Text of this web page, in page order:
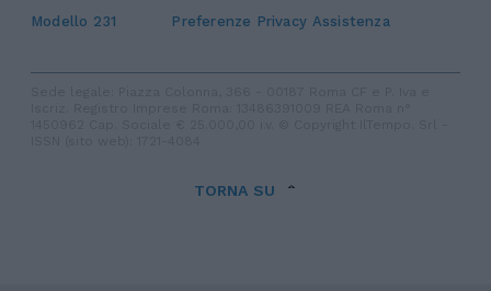
Modello 231
Preferenze Privacy Assistenza
TORNA SU